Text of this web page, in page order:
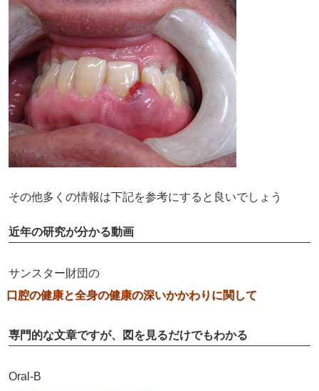
その他多くの情報は下記を参考にすると良いでしょう
近年の研究が分かる動画
サンスター財団の
口腔の健康と全身の健康の深いかかわりに関して
専門的な文章ですが、図を見るだけでもわかる
Oral-B